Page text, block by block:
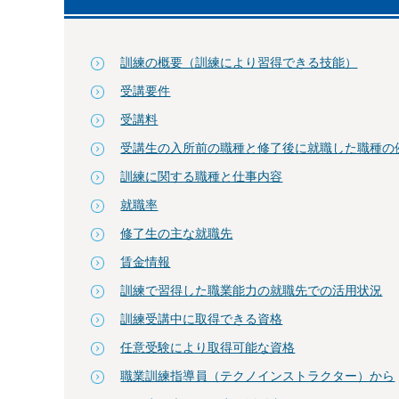
訓練の概要（訓練により習得できる技能）
受講要件
受講料
受講生の入所前の職種と修了後に就職した職種の
訓練に関する職種と仕事内容
就職率
修了生の主な就職先
賃金情報
訓練で習得した職業能力の就職先での活用状況
訓練受講中に取得できる資格
任意受験により取得可能な資格
職業訓練指導員（テクノインストラクター）から